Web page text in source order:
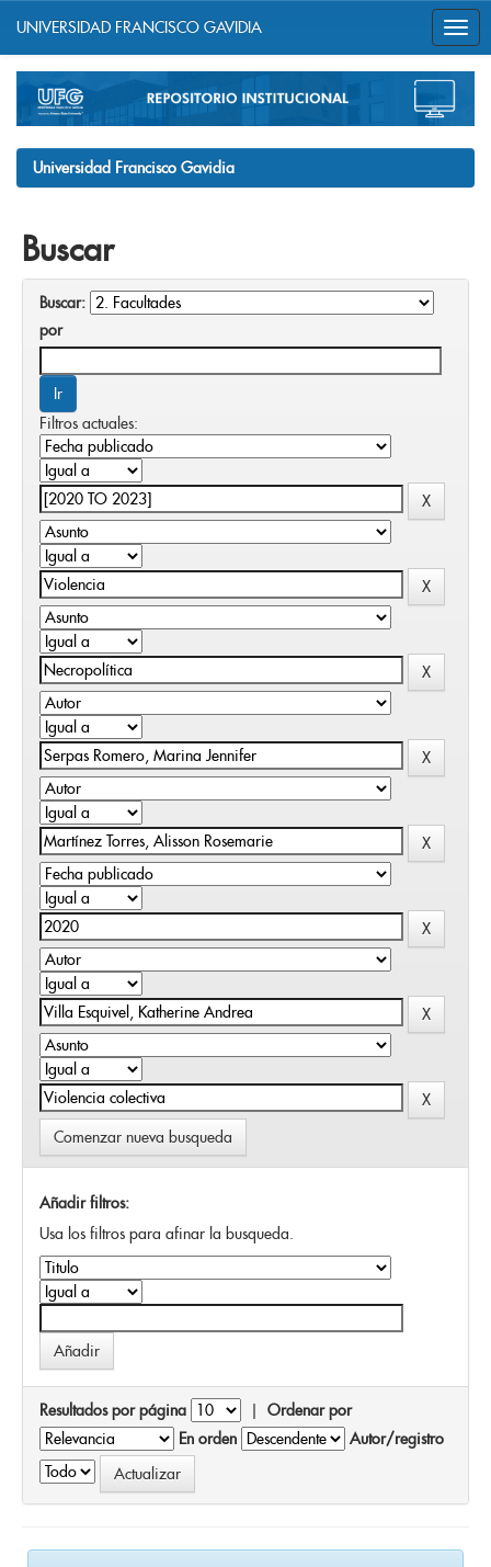
navigation
UNIVERSIDAD FRANCISCO GAVIDIA
Universidad Francisco Gavidia
Buscar
Buscar:
por
Filtros actuales:
Comenzar nueva busqueda
Añadir filtros:
Usa los filtros para afinar la busqueda.
Resultados por página | Ordenar por
En orden
Autor/registro